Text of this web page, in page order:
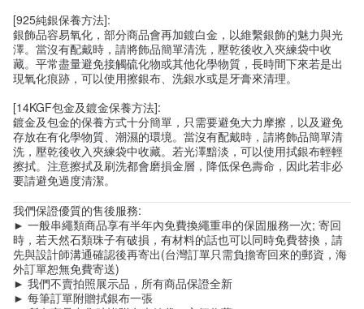
[925純銀保養方法]:
銀飾品容易氧化，部分商品會再加鍍白金，以維繫銀飾的魅力與光
澤。當沒有配戴時，請將飾品簡單清洗，壓乾後收入夾練袋中收
藏。平常盡量避免接觸硫化物或其他化學物質，長時間下來若是出
現氧化痕跡，可以使用擦銀布、洗銀水或是牙膏來清理。
[14KGF包金及鍍金保養方法]:
鍍金及包金的保養方式十分簡單，只需要避免大力摩擦，以及避免
存放在有化學物質、潮濕的環境。當沒有配戴時，請將飾品簡單清
洗，壓乾後收入夾練袋中收藏。若光澤黯淡，可以使用拭銀布輕輕
擦拭。注意擦拭及刷洗都會磨損金層，降低保色壽命，因此若非必
要請避免過度清潔。
我們保證優質的售後服務:
► 一般串繩類商品享有半年內免費換繩重串的保固服務一次; 寄回
時，若天然石類珠子有破損，有材料的話也可以同時免費替換，請
先與設計師溝通確認後再寄出(台灣訂單只需負擔寄回來的郵資，海
外訂單恕無免費寄送)
► 我們不賣拍照展示品，所有商品保證全新
► 每筆訂單附贈拭銀布一張